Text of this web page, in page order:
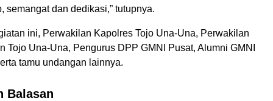
semangat dan dedikasi,” tutupnya.
ini, Perwakilan Kapolres Tojo Una-Una, Perwakilan
Tojo Una-Una, Pengurus DPP GMNI Pusat, Alumni GMNI
tamu undangan lainnya.
Balasan